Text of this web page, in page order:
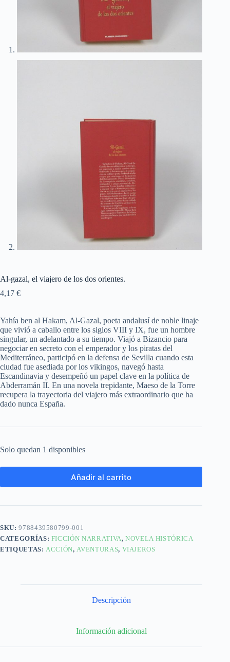
Al-gazal, el viajero de los dos orientes.
4,17 €
Yahía ben al Hakam, Al-Gazal, poeta andalusí de noble linaje
que vivió a caballo entre los siglos VIII y IX, fue un hombre
singular, un adelantado a su tiempo. Viajó a Bizancio para
negociar en secreto con el emperador y los piratas del
Mediterráneo, participó en la defensa de Sevilla cuando esta
ciudad fue asediada por los vikingos, navegó hasta
Escandinavia y desempeñó un papel clave en la política de
Abderramán II. En una novela trepidante, Maeso de la Torre
recupera la trayectoria del viajero más extraordinario que ha
dado nunca España.
Solo quedan 1 disponibles
Añadir al carrito
SKU:9788439580799-001
CATEGORÍAS: FICCIÓN NARRATIVA,NOVELA HISTÓRICA
ETIQUETAS:ACCIÓN,AVENTURAS, VIAJEROS
Descripción
Información adicional